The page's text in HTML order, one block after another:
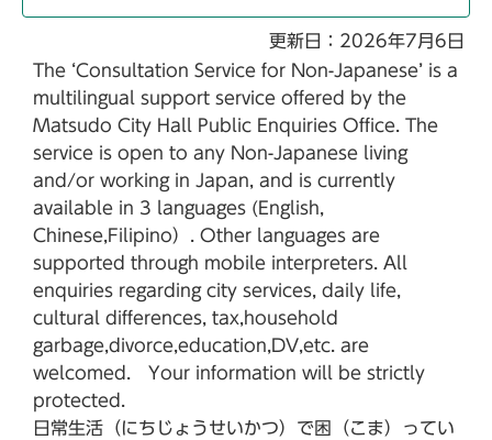
更新日：2026年7月6日
The ‘Consultation Service for Non-Japanese’ is a
multilingual support service offered by the
Matsudo City Hall Public Enquiries Office. The
service is open to any Non-Japanese living
and/or working in Japan, and is currently
available in 3 languages (English,
Chinese,Filipino）. Other languages are
supported through mobile interpreters. All
enquiries regarding city services, daily life,
cultural differences, tax,household
garbage,divorce,education,DV,etc. are
welcomed. Your information will be strictly
protected.
日常生活（にちじょうせいかつ）で困（こま）ってい